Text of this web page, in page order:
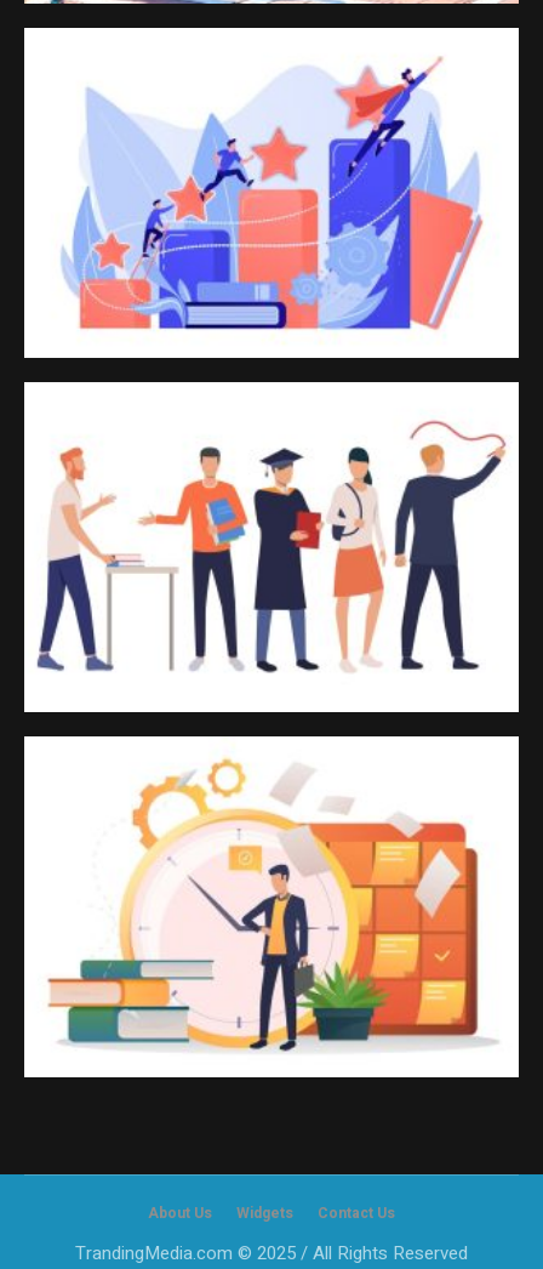
About Us Widgets Contact Us
TrandingMedia.com © 2025 / All Rights Reserved